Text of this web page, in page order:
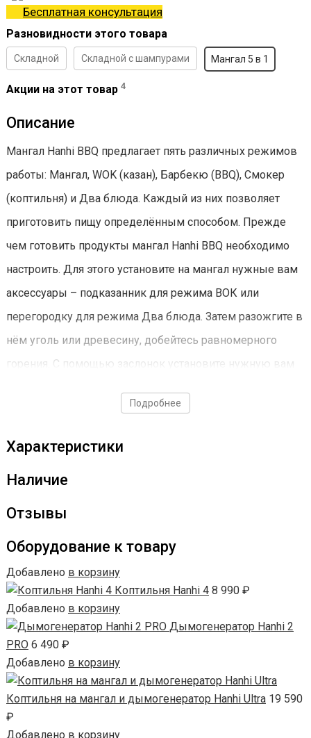
Бесплатная консультация
Разновидности этого товара
Складной Складной с шампурами Мангал 5 в 1
Акции на этот товар 4
Описание
Мангал Hanhi BBQ предлагает пять различных режимов
работы: Мангал, WOK (казан), Барбекю (BBQ), Смокер
(коптильня) и Два блюда. Каждый из них позволяет
приготовить пищу определённым способом. Прежде
чем готовить продукты мангал Hanhi BBQ необходимо
настроить. Для этого установите на мангал нужные вам
аксессуары – подказанник для режима ВОК или
перегородку для режима Два блюда. Затем разожгите в
нём уголь или древесину, добейтесь равномерного
горения. С помощью заслонок установите нужную вам
Один мангал – 5 режимов работы.
Что бы вы ни задумали приготовить – шашлык, брискет
или стейк, закоптить говяжьи рёбра, сделать плов или
Hanhi BBQ умеет работать в
разных режимах:
1. Режим "Мангал"
Предназначен для приготовления продуктов на
шампурах.
Подробнее
Характеристики
Наличие
Отзывы
Оборудование к товару
Добавлено в корзину
Коптильня Hanhi 4 8 990 ₽
Добавлено в корзину
Дымогенератор Hanhi 2
PRO 6 490 ₽
Добавлено в корзину
Коптильня на мангал и дымогенератор Hanhi Ultra 19 590
₽
Добавлено в корзину